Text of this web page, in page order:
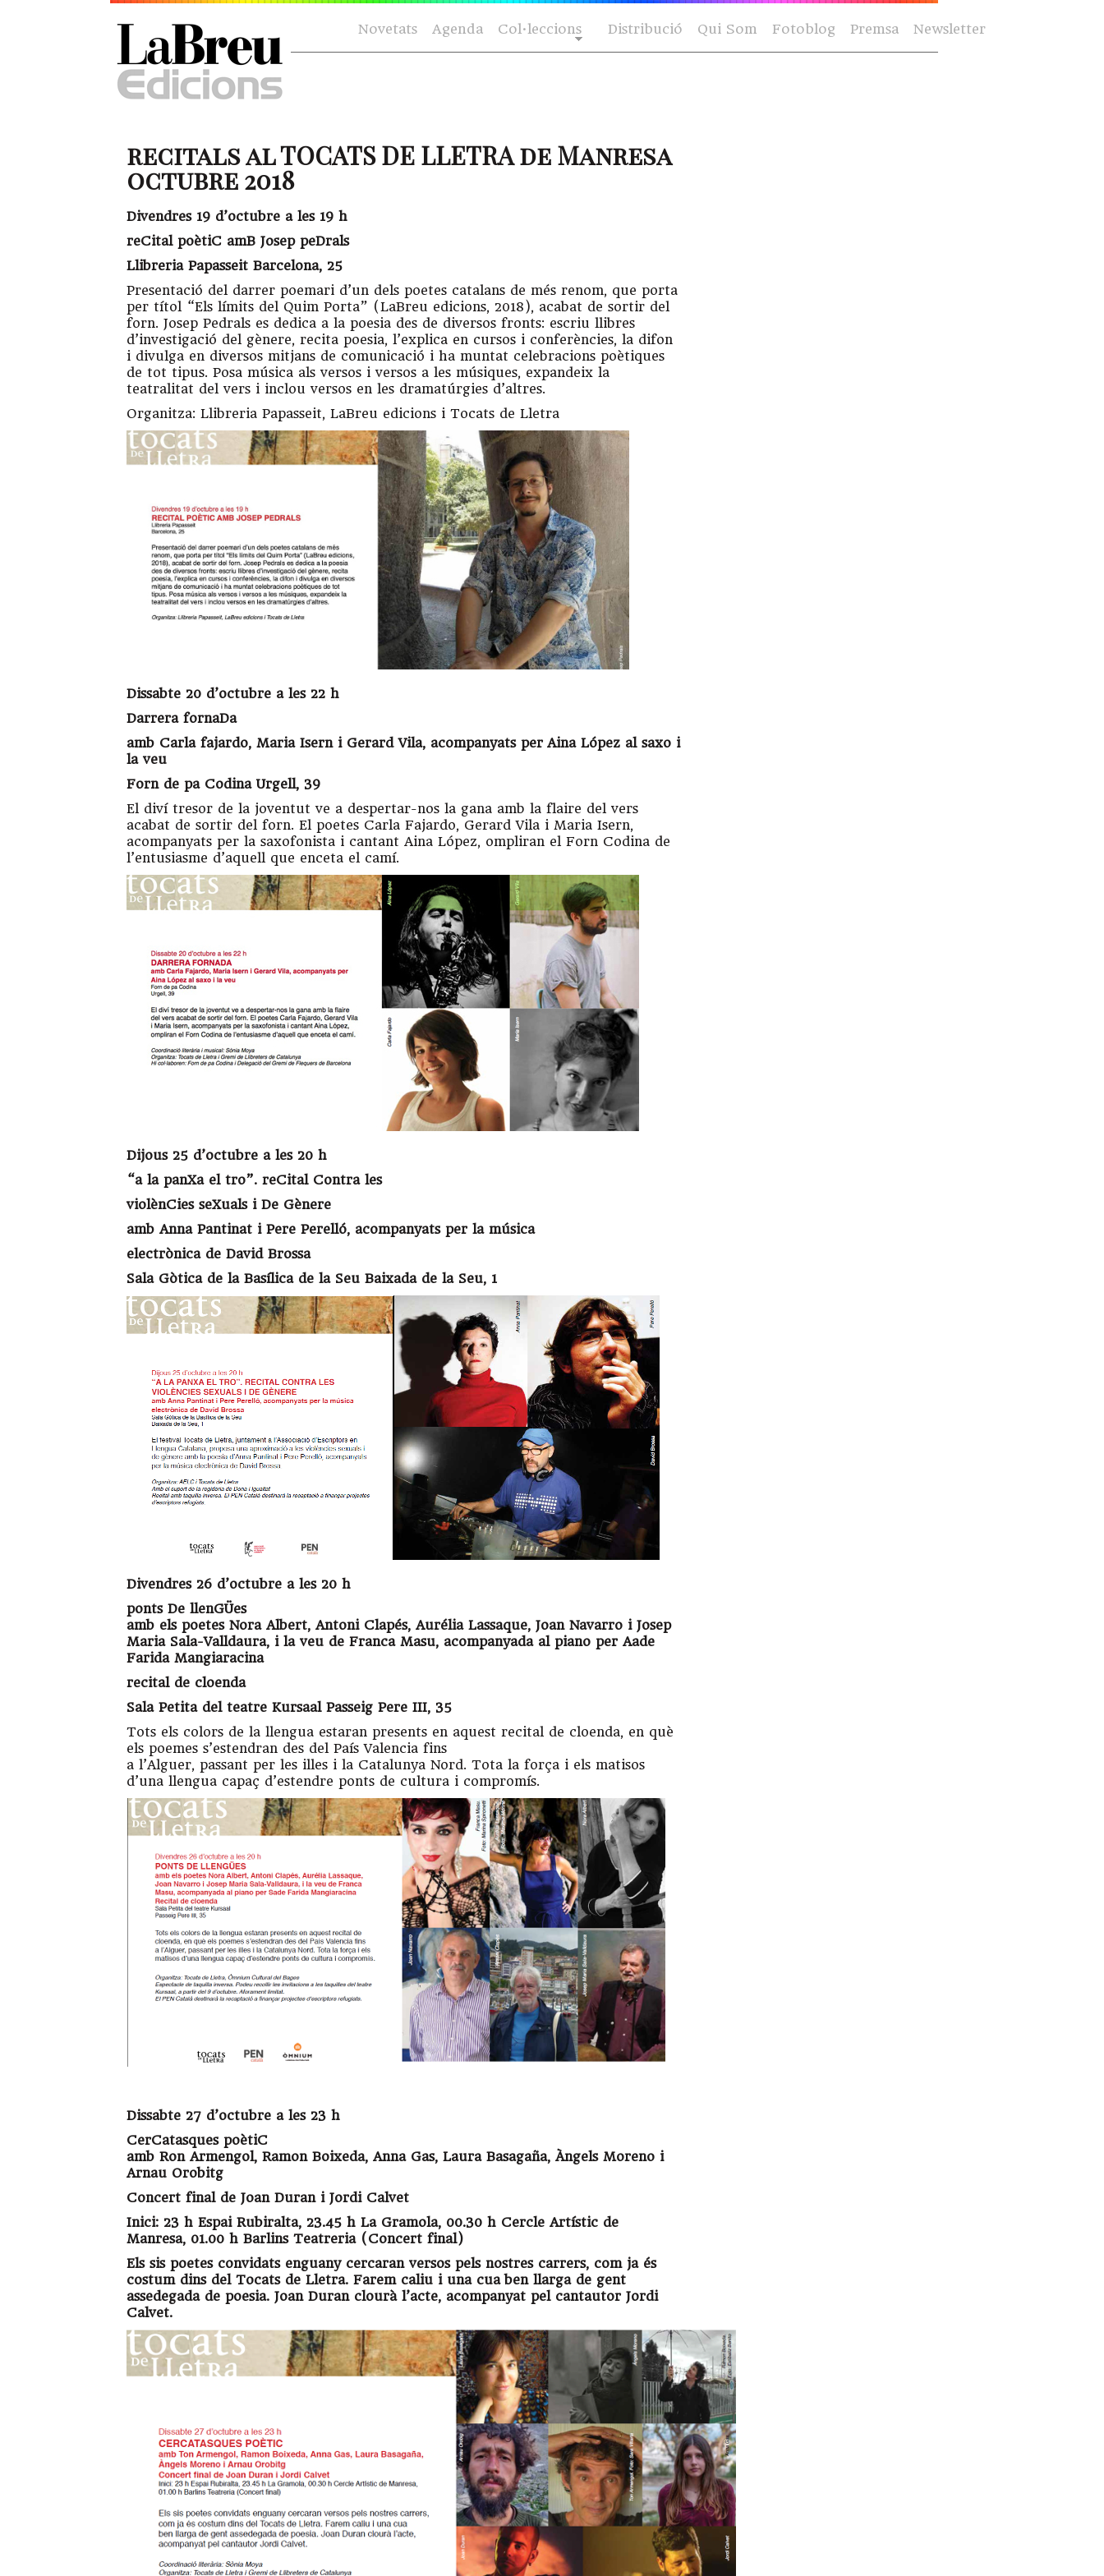
Novetats Agenda Col·leccions Distribució Qui Som Fotoblog Premsa Newsletter
recitals al TOCATS DE LLETRA de Manresa
octubre 2018
Divendres 19 d’octubre a les 19 h
reCital poètiC amB Josep peDrals
Llibreria Papasseit Barcelona, 25
Presentació del darrer poemari d’un dels poetes catalans de més renom, que porta
per títol “Els límits del Quim Porta” (LaBreu edicions, 2018), acabat de sortir del
forn. Josep Pedrals es dedica a la poesia des de diversos fronts: escriu llibres
d’investigació del gènere, recita poesia, l’explica en cursos i conferències, la difon
i divulga en diversos mitjans de comunicació i ha muntat celebracions poètiques
de tot tipus. Posa música als versos i versos a les músiques, expandeix la
teatralitat del vers i inclou versos en les dramatúrgies d’altres.
Organitza: Llibreria Papasseit, LaBreu edicions i Tocats de Lletra
Dissabte 20 d’octubre a les 22 h
Darrera fornaDa
amb Carla fajardo, Maria Isern i Gerard Vila, acompanyats perAina López al saxo i
la veu
Forn de pa Codina Urgell, 39
El diví tresor de la joventut ve a despertar-nos la gana amb la flaire del vers
acabat de sortir del forn. El poetes Carla Fajardo, Gerard Vila i Maria Isern,
acompanyats per la saxofonista i cantant Aina López, ompliran el Forn Codina de
l’entusiasme d’aquell que enceta el camí.
Dijous 25 d’octubre a les 20 h
“a la panXa el tro”. reCital Contra les
violènCies seXuals i De Gènere
amb Anna Pantinat i Pere Perelló, acompanyats per la música
electrònica de David Brossa
Sala Gòtica de la Basílica de la Seu Baixada de la Seu, 1
Divendres 26 d’octubre a les 20 h
ponts De llenGÜes
amb els poetes Nora Albert, Antoni Clapés, Aurélia Lassaque, Joan Navarro i Josep
Maria Sala-Valldaura, i la veu de Franca Masu, acompanyada al piano per Aade
Farida Mangiaracina
recital de cloenda
Sala Petita del teatre Kursaal Passeig Pere III, 35
Tots els colors de la llengua estaran presents en aquest recital de cloenda, en què
els poemes s’estendran des del País Valencia fins
a l’Alguer, passant per les illes i la Catalunya Nord. Tota la força i els matisos
d’una llengua capaç d’estendre ponts de cultura i compromís.
Dissabte 27 d’octubre a les 23 h
CerCatasques poètiC
amb Ron Armengol, Ramon Boixeda, Anna Gas, Laura Basagaña, Àngels Moreno i
Arnau Orobitg
Concert final de Joan Duran i Jordi Calvet
Inici: 23 h Espai Rubiralta, 23.45 h La Gramola, 00.30 h Cercle Artístic de
Manresa, 01.00 h Barlins Teatreria (Concert final)
Els sis poetes convidats enguany cercaran versos pels nostres carrers, com ja és
costum dins del Tocats de Lletra. Farem caliu i una cuaben llarga de gent
assedegada de poesia. Joan Duran clourà l’acte, acompanyat pel cantautor Jordi
Calvet.